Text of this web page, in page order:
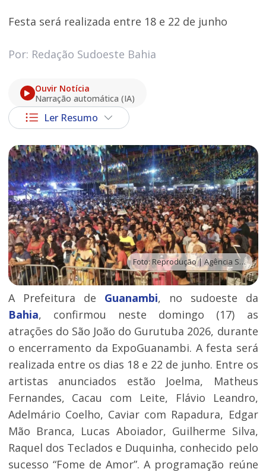
Festa será realizada entre 18 e 22 de junho
Por: Redação Sudoeste Bahia
Ouvir Notícia
Narração automática (IA)
Ler Resumo
Foto: Reprodução | Agência Sertão
A Prefeitura de Guanambi, no sudoeste da
Bahia, confirmou neste domingo (17) as
atrações do São João do Gurutuba 2026, durante
o encerramento da ExpoGuanambi. A festa será
realizada entre os dias 18 e 22 de junho. Entre os
artistas anunciados estão Joelma, Matheus
Fernandes, Cacau com Leite, Flávio Leandro,
Adelmário Coelho, Caviar com Rapadura, Edgar
Mão Branca, Lucas Aboiador, Guilherme Silva,
Raquel dos Teclados e Duquinha, conhecido pelo
sucesso “Fome de Amor”. A programação reúne